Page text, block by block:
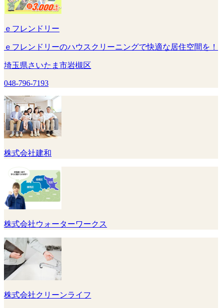
ｅフレンドリー
ｅフレンドリーのハウスクリーニングで快適な居住空間を！
埼玉県さいたま市岩槻区
048-796-7193
株式会社建和
株式会社ウォーターワークス
株式会社クリーンライフ